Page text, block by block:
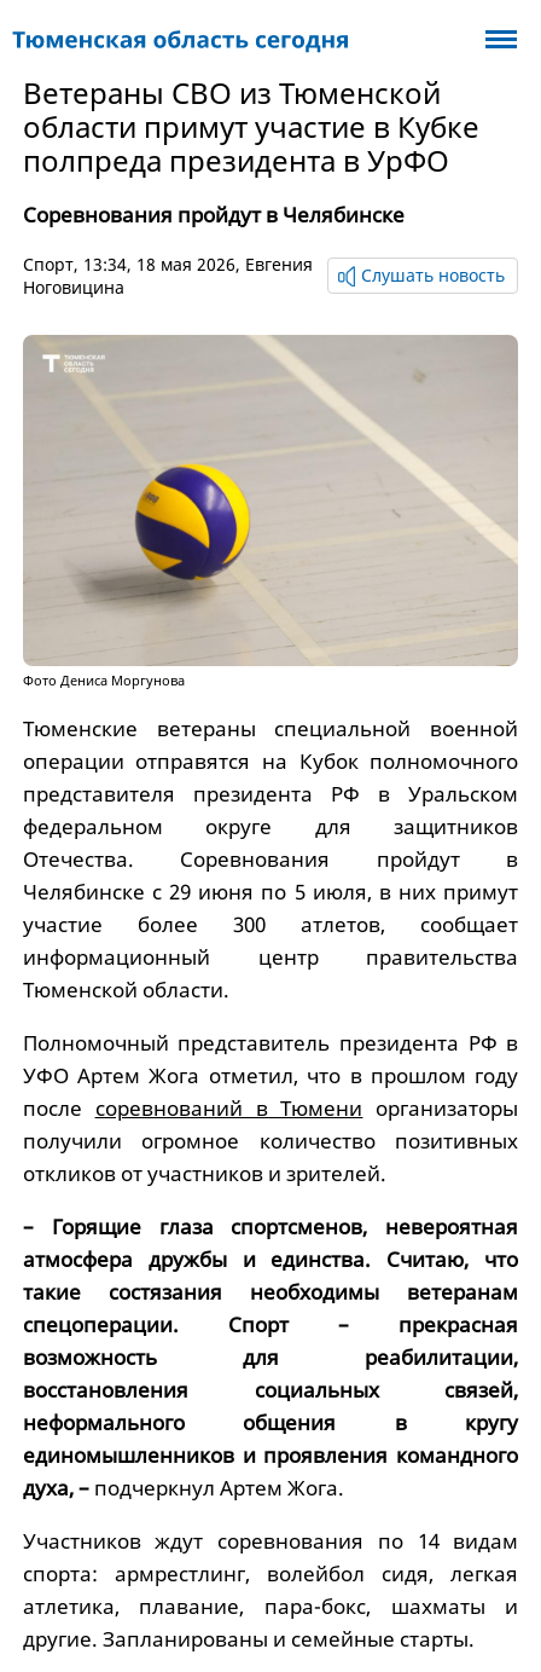
Ветераны СВО из Тюменской
области примут участие в Кубке
полпреда президента в УрФО
Соревнования пройдут в Челябинске
Спорт, 13:34, 18 мая 2026, Евгения
Ноговицина
Слушать новость
Фото Дениса Моргунова
Тюменские ветераны специальной военной
операции отправятся на Кубок полномочного
представителя президента РФ в Уральском
федеральном округе для защитников
Отечества. Соревнования пройдут в
Челябинске с 29 июня по 5 июля, в них примут
участие более 300 атлетов, сообщает
информационный центр правительства
Тюменской области.
Полномочный представитель президента РФ в
УФО Артем Жога отметил, что в прошлом году
после соревнований в Тюмени организаторы
получили огромное количество позитивных
откликов от участников и зрителей.
– Горящие глаза спортсменов, невероятная
атмосфера дружбы и единства. Считаю, что
такие состязания необходимы ветеранам
спецоперации. Спорт – прекрасная
возможность для реабилитации,
восстановления социальных связей,
неформального общения в кругу
единомышленников и проявления командного
духа, –подчеркнул Артем Жога.
Участников ждут соревнования по 14 видам
спорта: армрестлинг, волейбол сидя, легкая
атлетика, плавание, пара-бокс, шахматы и
другие. Запланированы и семейные старты.